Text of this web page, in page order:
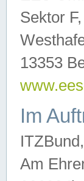
Sektor
13353
Im
ITZBund,
Am